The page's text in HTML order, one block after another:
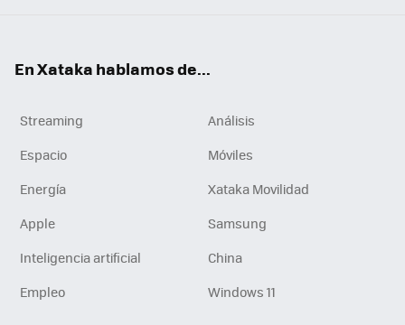
En Xataka hablamos de...
Streaming
Análisis
Espacio
Móviles
Energía
Xataka Movilidad
Apple
Samsung
Inteligencia artificial
China
Empleo
Windows 11